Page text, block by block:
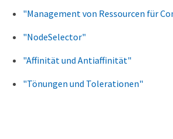
"Management von Ressourcen für
"NodeSelector"
"Affinität und Antiaffinität"
"Tönungen und Tolerationen"